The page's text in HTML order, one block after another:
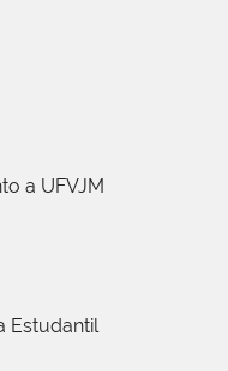
a UFVJM
Estudantil